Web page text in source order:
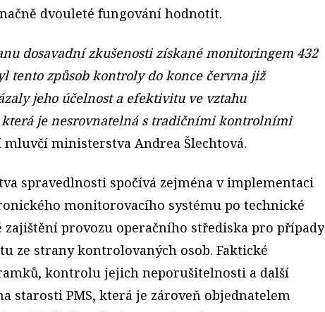
dvouleté fungování hodnotit.
dosavadní zkušenosti získané monitoringem 432
tento způsob kontroly do konce června již
jeho účelnost a efektivitu ve vztahu
která je nesrovnatelná s tradičními kontrolními
mluvčí ministerstva Andrea Šlechtová.
spravedlnosti spočívá zejména v implementaci
monitorovacího systému po technické
zajištění provozu operačního střediska pro případy
ze strany kontrolovaných osob. Faktické
kontrolu jejich neporušitelnosti a další
starosti PMS, která je zároveň objednatelem